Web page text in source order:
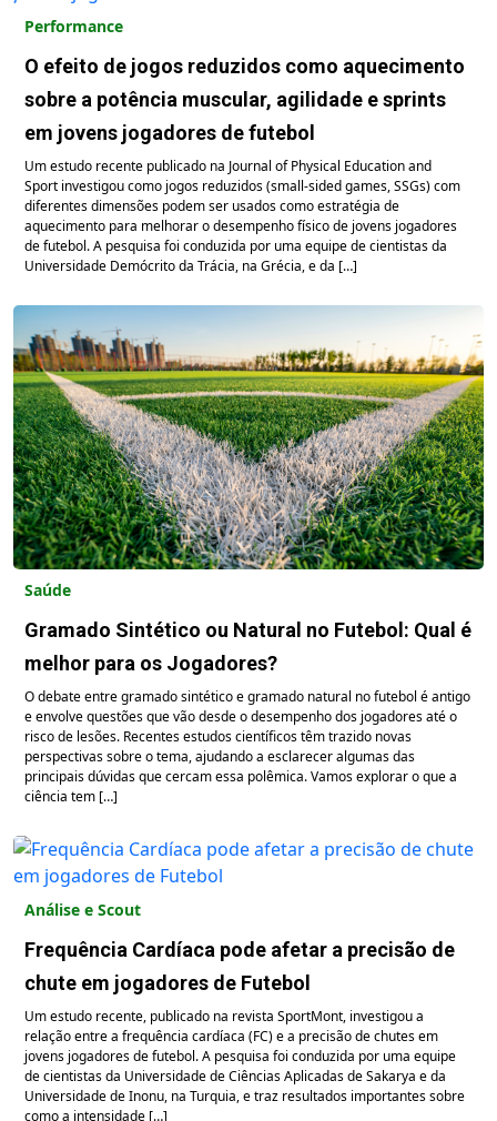
Performance
O efeito de jogos reduzidos como aquecimento
sobre a potência muscular, agilidade e sprints
em jovens jogadores de futebol
Um estudo recente publicado na Journal of Physical Education and
Sport investigou como jogos reduzidos (small-sided games, SSGs) com
diferentes dimensões podem ser usados como estratégia de
aquecimento para melhorar o desempenho físico de jovens jogadores
de futebol. A pesquisa foi conduzida por uma equipe de cientistas da
Universidade Demócrito da Trácia, na Grécia, e da […]
Saúde
Gramado Sintético ou Natural no Futebol: Qual é
melhor para os Jogadores?
O debate entre gramado sintético e gramado natural no futebol é antigo
e envolve questões que vão desde o desempenho dos jogadores até o
risco de lesões. Recentes estudos científicos têm trazido novas
perspectivas sobre o tema, ajudando a esclarecer algumas das
principais dúvidas que cercam essa polêmica. Vamos explorar o que a
ciência tem […]
Análise e Scout
Frequência Cardíaca pode afetar a precisão de
chute em jogadores de Futebol
Um estudo recente, publicado na revista SportMont, investigou a
relação entre a frequência cardíaca (FC) e a precisão de chutes em
jovens jogadores de futebol. A pesquisa foi conduzida por uma equipe
de cientistas da Universidade de Ciências Aplicadas de Sakarya e da
Universidade de Inonu, na Turquia, e traz resultados importantes sobre
como a intensidade […]